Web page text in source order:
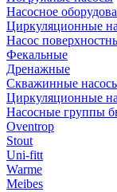
Насосное
Циркуляционные
Насос
Фекальные
Дренажные
Скважинные
Циркуляционные
Насосные группы
Oventrop
Stout
Uni-fitt
Warme
Meibes